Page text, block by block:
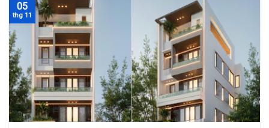
05
thg 11